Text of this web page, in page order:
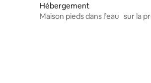
Hébergement
Maison pieds dans l’eau sur la